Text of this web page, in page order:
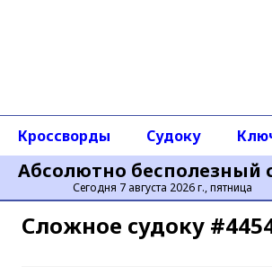
Абсолютно бесполезный
Сегодня 7 августа 2026 г., пятница
Кроссворды Судоку
Сложное cудоку